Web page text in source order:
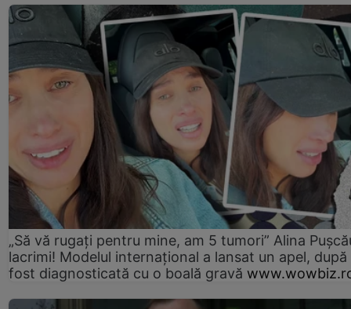
„Să vă rugați pentru mine, am 5 tumori” Alina
lacrimi! Modelul internațional a lansat un apel, după
fost diagnosticată cu o boală gravă